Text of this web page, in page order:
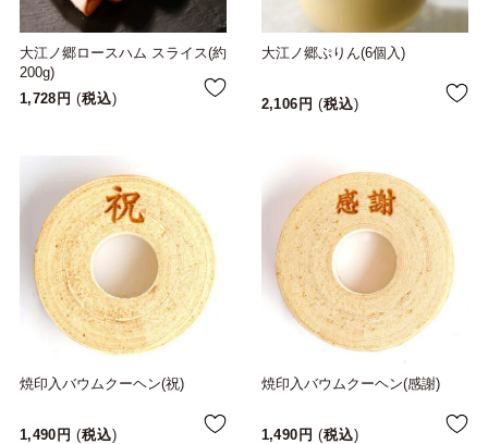
大江ノ郷ロースハム スライス(約
200g)
1,728
税込
大江ノ郷ぷりん(6個入)
2,106 税込
焼印入バウムクーヘン(祝)
1,490 税込
焼印入バウムクーヘン(感謝)
1,490 税込